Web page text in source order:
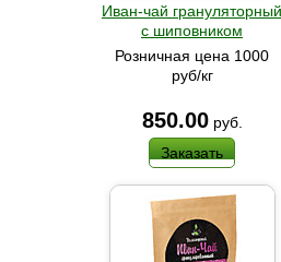
Иван-чай грануляторный
с шиповником
Розничная цена 1000
руб/кг
850.00 руб.
Заказать